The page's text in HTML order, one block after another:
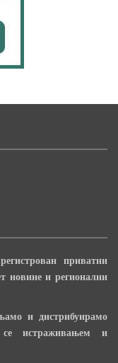
приватни
новине и регионални
и дистрибуирамо
истраживањем и